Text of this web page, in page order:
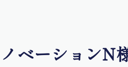
ベーションN